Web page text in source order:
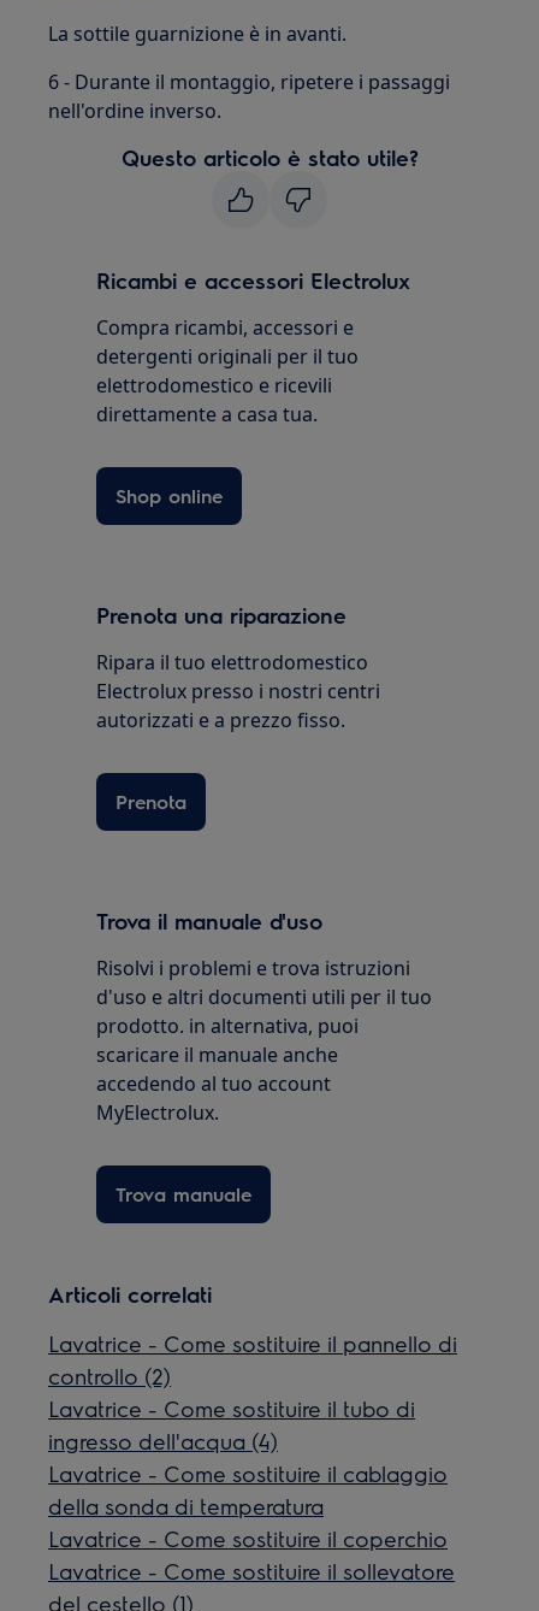
La sottile guarnizione è in avanti.
6 - Durante il montaggio, ripetere i passaggi
nell'ordine inverso.
Questo articolo è stato utile?
Ricambi e accessori Electrolux
Compra ricambi, accessori e
detergenti originali per il tuo
elettrodomestico e ricevili
direttamente a casa tua.
Shop online
Prenota una riparazione
Ripara il tuo elettrodomestico
Electrolux presso i nostri centri
autorizzati e a prezzo fisso.
Prenota
Trova il manuale d'uso
Risolvi i problemi e trova istruzioni
d'uso e altri documenti utili per il tuo
prodotto. in alternativa, puoi
scaricare il manuale anche
accedendo al tuo account
MyElectrolux.
Trova manuale
Articoli correlati
Lavatrice - Come sostituire il pannello di
controllo (2)
Lavatrice - Come sostituire il tubo di
ingresso dell'acqua (4)
Lavatrice - Come sostituire il cablaggio
della sonda di temperatura
Lavatrice - Come sostituire il coperchio
Lavatrice - Come sostituire il sollevatore
del cestello (1)